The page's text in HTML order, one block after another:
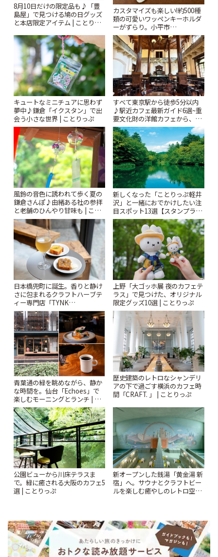
8月10日だけの限定品も♪「豊
島屋」で見つける鳩の日グッズ
と本店限定アイテム | ことりっ
カスタマイズも楽しい!約500種
類の可愛いワッペンキーホルダ
ーがずらり。小平市
「Kimamaya T&K」 | ことりっ
ぷ
キュートなミニチュアに思わず
夢中♪鎌倉「イクスタン」で出
会う小さな世界 | ことりっぷ
すべて東京駅から徒歩5分以内
♪駅近カフェ最新ガイド6選~重
要文化財の洋館カフェから、改
札すぐのレトロ喫茶まで~ | こと
りっぷ
風鈴の音色に誘われて歩く夏の
鎌倉さんぽ♪由緒ある社の参拝
と老舗のひんやり甘味も | こと
りっぷ
新しくなった「ことりっぷ軽井
沢」と一緒におでかけしたい注
目スポット13選【スタンプラリ
ー開催中】 | ことりっぷ
日本橋兜町に誕生。香りと静け
さに包まれるクラフトハーブテ
ィー専門店「TYNK
Kabutocho」 | ことりっぷ
上野「大ゴッホ展 夜のカフェテ
ラス」で見つけた、オリジナル
限定グッズ10選 | ことりっぷ
青葉通の緑を眺めながら、静か
な時間を。仙台「Echoes」で
楽しむモーニングとランチ | こ
とりっぷ
歴史建築のレトロなシャンデリ
アの下で過ごす横浜のカフェ時
間「CRAFT. 」 | ことりっぷ
公園ビューから川床テラスま
で。緑に癒される大阪のカフェ5
選 | ことりっぷ
新オープンした銭湯「黄金湯 新
宿」へ。サウナとクラフトビー
ルを楽しむ癒やしのレトロ空間